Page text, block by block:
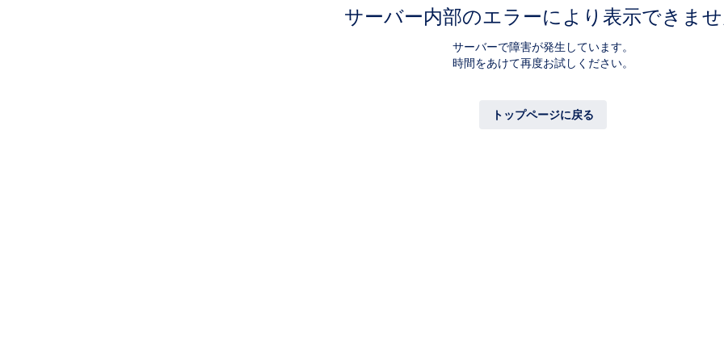
サーバー内部のエラーにより表示できま
サーバーで障害が発生しています。
時間をあけて再度お試しください。
トップページに戻る